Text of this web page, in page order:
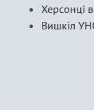
Херсонці
Вишкіл